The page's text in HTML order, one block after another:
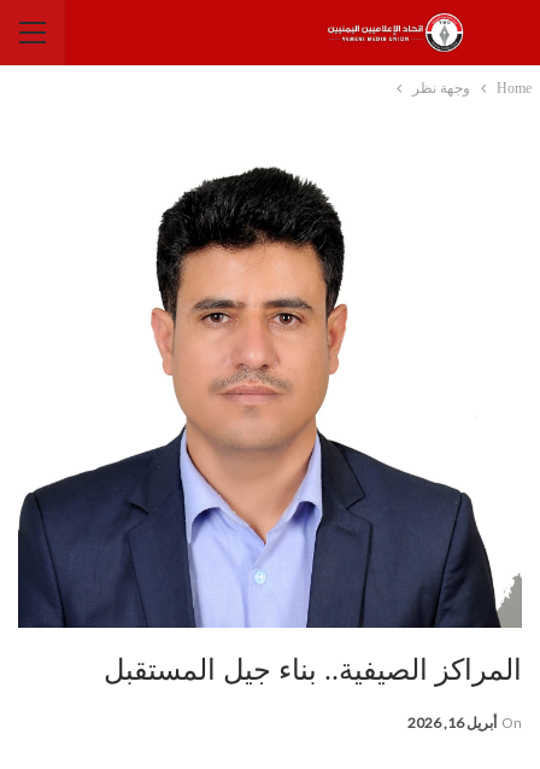
Home وجهة نظر
المراكز الصيفية.. بناء جيل المستقبل
On أبريل 16, 2026